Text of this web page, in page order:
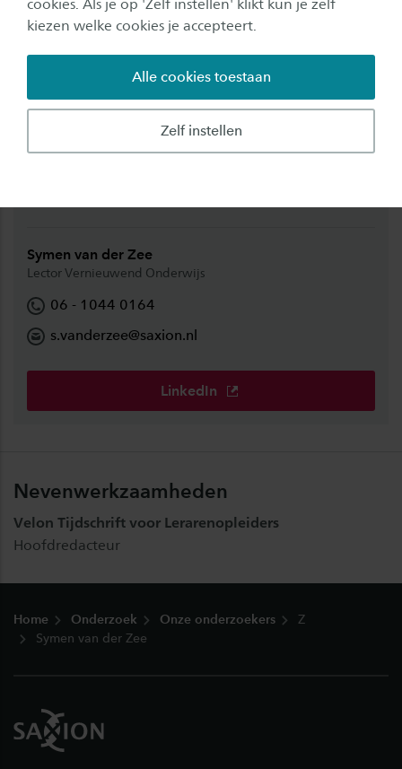
cookies. Als je op 'Zelf instellen' klikt kun je zelf
kiezen welke cookies je accepteert.
Zelf instellen
Alle cookies toestaan
Symen van der Zee
Lector Vernieuwend Onderwijs
06 - 1044 0164
s.vanderzee@saxion.nl
LinkedIn
Nevenwerkzaamheden
Velon Tijdschrift voor Lerarenopleiders
Hoofdredacteur
Home Onderzoek Onze onderzoekers
Z
Symen van der Zee